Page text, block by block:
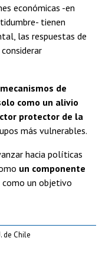
económicas -en
tienen
las respuestas de
de
como un alivio
protector de la
más vulnerables.
hacia políticas
un componente
como un objetivo
de Chile